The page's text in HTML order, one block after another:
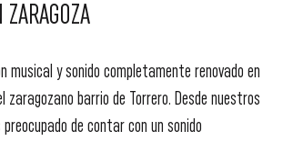
musical y sonido completamente renovado en
zaragozano barrio de Torrero. Desde nuestros
de contar con un sonido